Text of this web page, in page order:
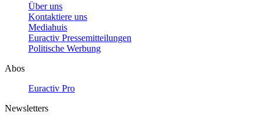
Über uns
Kontaktiere uns
Mediahuis
Euractiv Pressemitteilungen
Politische Werbung
Abos
Euractiv Pro
Newsletters